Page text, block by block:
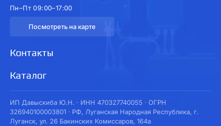
Пн–Пт 09:00–17:00
Посмотреть на карте
Каталог
Контакты
ИП Давыскиба Ю.Н. · ИНН 470327740055 · ОГРН
326940100003801 · РФ, Луганская Народная Республика, г.
Луганск, ул. 26 Бакинских Комиссаров, 164а